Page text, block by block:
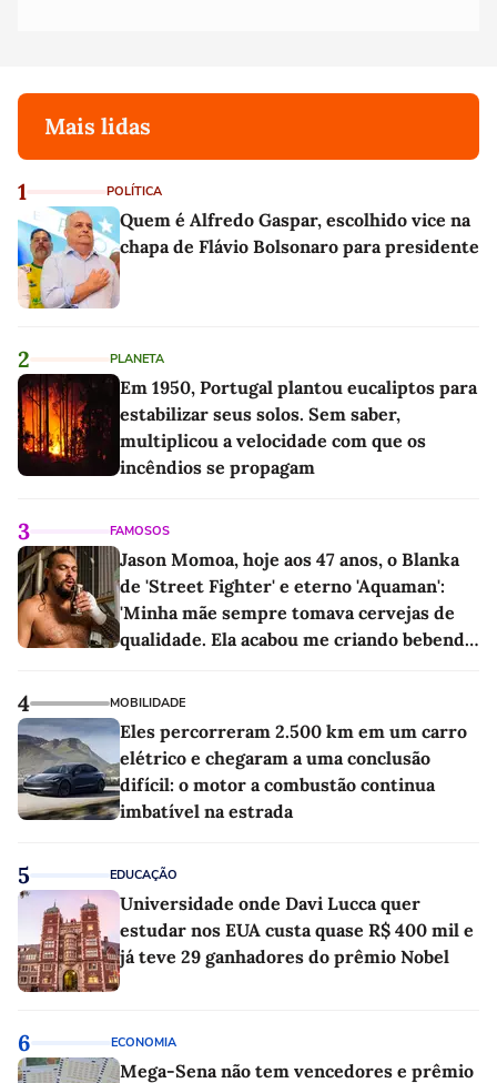
Mais lidas
1 POLÍTICA
Quem é Alfredo Gaspar, escolhido vice na
chapa de Flávio Bolsonaro para presidente
2 PLANETA
Em 1950, Portugal plantou eucaliptos para
estabilizar seus solos. Sem saber,
multiplicou a velocidade com que os
incêndios se propagam
3 FAMOSOS
Jason Momoa, hoje aos 47 anos, o Blanka
de 'Street Fighter' e eterno 'Aquaman':
'Minha mãe sempre tomava cervejas de
qualidade. Ela acabou me criando bebendo
4 MOBILIDADE
Eles percorreram 2.500 km em um carro
elétrico e chegaram a uma conclusão
difícil: o motor a combustão continua
imbatível na estrada
5 EDUCAÇÃO
Universidade onde Davi Lucca quer
estudar nos EUA custa quase R$ 400 mil e
já teve 29 ganhadores do prêmio Nobel
6 ECONOMIA
Mega-Sena não tem vencedores e prêmio